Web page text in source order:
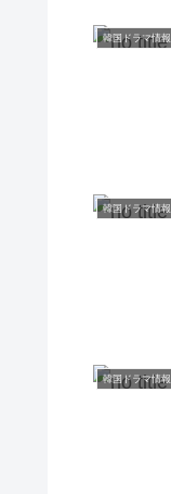
韓国ドラマ情報
韓国ドラマ情報
韓国ドラマ情報